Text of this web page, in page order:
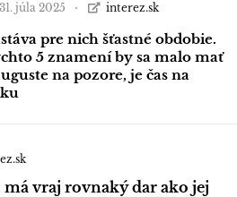
31. júla 2025 interez.sk
pre nich šťastné obdobie.
5 znamení by sa malo mať
na pozore, je čas na
vraj rovnaký dar ako jej